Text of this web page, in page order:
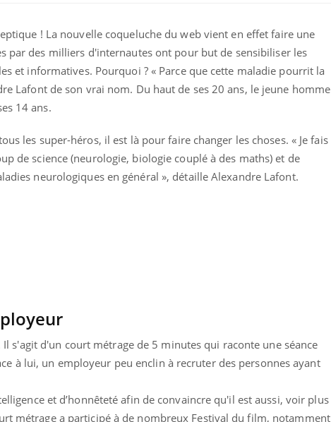
! La nouvelle coqueluche du web vient en effet faire une
par des milliers d'internautes ont pour but de sensibiliser les
et informatives. Pourquoi ? « Parce que cette maladie pourrit la
Lafont de son vrai nom. Du haut de ses 20 ans, le jeune homme
14 ans.
les super-héros, il est là pour faire changer les choses. « Je fais
de science (neurologie, biologie couplé à des maths) et de
neurologiques en général », détaille Alexandre Lafont.
s'agit d'un court métrage de 5 minutes qui raconte une séance
à lui, un employeur peu enclin à recruter des personnes ayant
et d’honnêteté afin de convaincre qu'il est aussi, voir plus
métrage a participé à de nombreux Festival du film, notamment
mentale : et si on
Youtube
dans le diabète de type 2
reçues chez les